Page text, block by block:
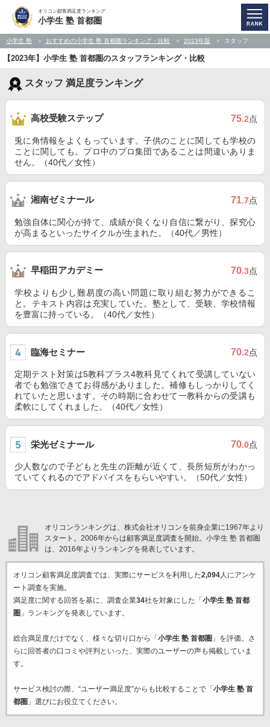
オリコン顧客満足度ランキング
小学生 塾 首都圏
小学生 塾 おすすめの小学生 塾 首都圏ランキング・比較 2023年版 スタッフ
【2023年】小学生 塾 首都圏のスタッフランキング・比較
スタッフ 満足度ランキング
高校受験ステップ 75.2点
兎に角情報をよくもっています。子供のことに関しても学校の
ことに関しても。プロ中のプロ集団であることは間違いありま
せん。（40代／女性）
湘南ゼミナール 71.7点
勉強自体に関心が持て、成績が良くなり自信に繋がり、探究心
が高まるといったサイクルが生まれた。（40代／男性）
早稲田アカデミー 70.3点
学校よりも少し難易度の高い問題に取り組む努力ができるこ
と。テキスト内容は充実していた。塾として、受験、学校情報
を豊富に持っている。（40代／女性）
臨海セミナー 70.2点
定期テスト対策は5教科プラス4教科見てくれて受講していない
者でも勉強できてお得感がありました。補修もしっかりしてく
れていたと思います。その時期に合わせて一教科からの受講も
柔軟にしてくれました。（40代／女性）
栄光ゼミナール 70.0点
少人数なので子どもと先生の距離が近くて、長所短所がわかっ
ていてくれるのでアドバイスをもらいやすい。（50代／女性）
オリコンランキングは、株式会社オリコンを前身企業に1967年より
スタート。2006年からは顧客満足度調査を開始。小学生 塾 首都圏
は、2016年よりランキングを発表しています。
オリコン顧客満足度調査では、実際にサービスを利用した2,094人にアンケ
ート調査を実施。
満足度に関する回答を基に、調査企業34社を対象にした「 小学生 塾 首都
圏 」ランキングを発表しています。
総合満足度だけでなく、様々な切り口から「 小学生 塾 首都圏 」を評価。さ
らに回答者の口コミや評判といった、実際のユーザーの声も掲載していま
す。
サービス検討の際、“ユーザー満足度”からも比較することで「 小学生 塾 首
都圏 」選びにお役立てください。